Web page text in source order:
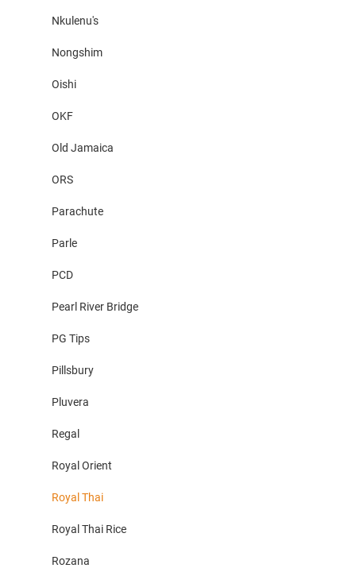
Nkulenu's
Nongshim
Oishi
OKF
Old Jamaica
ORS
Parachute
Parle
PCD
Pearl River Bridge
PG Tips
Pillsbury
Pluvera
Regal
Royal Orient
Royal Thai
Royal Thai Rice
Rozana